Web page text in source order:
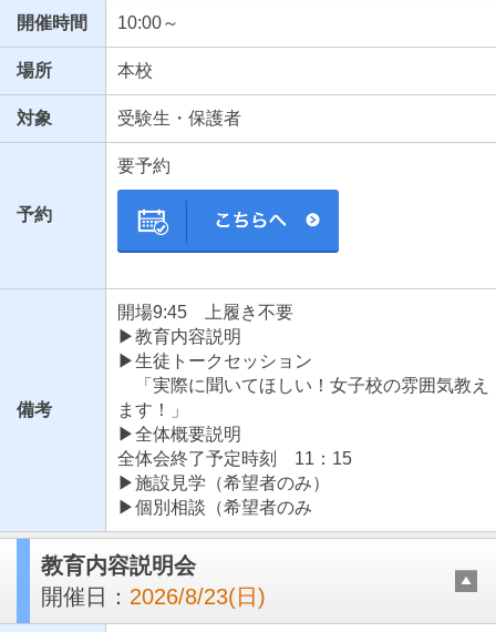
最近見た学校
神田女学園高等学校
ブックマークした学校
ブックマークした学校はありません
開催時間 10:00～
場所 本校
対象 受験生・保護者
予約
要予約
備考
開場9:45 上履き不要
▶教育内容説明
▶生徒トークセッション
「実際に聞いてほしい！女子校の雰囲気教え
ます！」
▶全体概要説明
全体会終了予定時刻 11：15
▶施設見学（希望者のみ）
▶個別相談（希望者のみ
教育内容説明会
開催日： 2026/8/23(日)